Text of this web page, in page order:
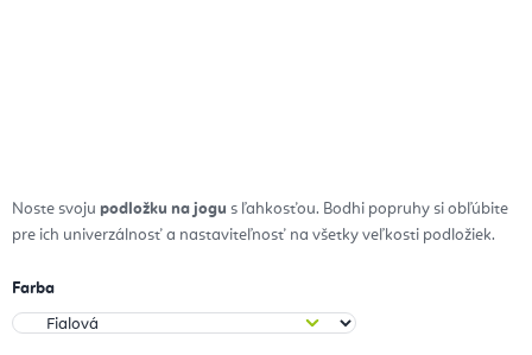
Noste svoju podložku na jogu s ľahkosťou. Bodhi popruhy si obľúbite
pre ich univerzálnosť a nastaviteľnosť na všetky veľkosti podložiek.
Farba